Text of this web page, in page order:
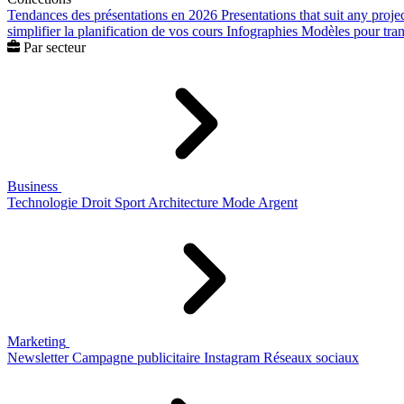
Tendances des présentations en 2026 Presentations that suit any
simplifier la planification de vos cours Infographies Modèles pour
Par secteur
Business
Technologie Droit Sport Architecture Mode Argent
Marketing
Newsletter Campagne publicitaire Instagram Réseaux sociaux